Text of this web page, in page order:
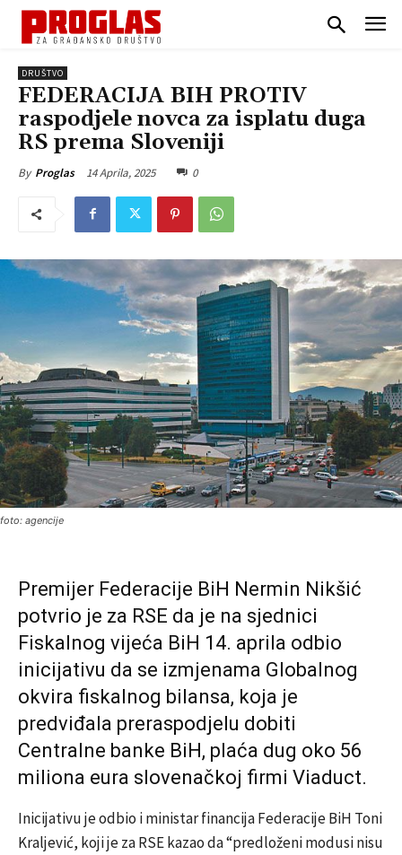
DRUŠTVO
FEDERACIJA BIH PROTIV
raspodjele novca za isplatu duga
RS prema Sloveniji
By Proglas 14 Aprila, 2025 0
foto: agencije
Premijer Federacije BiH Nermin Nikšić
potvrio je za RSE da je na sjednici
Fiskalnog vijeća BiH 14. aprila odbio
inicijativu da se izmjenama Globalnog
okvira fiskalnog bilansa, koja je
predviđala preraspodjelu dobiti
Centralne banke BiH, plaća dug oko 56
miliona eura slovenačkoj firmi Viaduct.
Inicijativu je odbio i ministar financija Federacije BiH Toni
Kraljević, koji je za RSE kazao da “predloženi modusi nisu